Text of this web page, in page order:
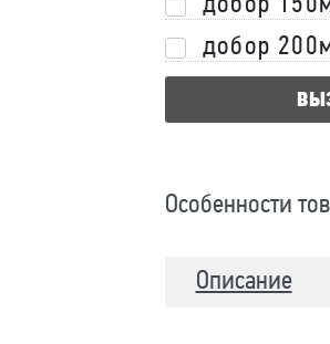
добор
добор
Особенности
Описание